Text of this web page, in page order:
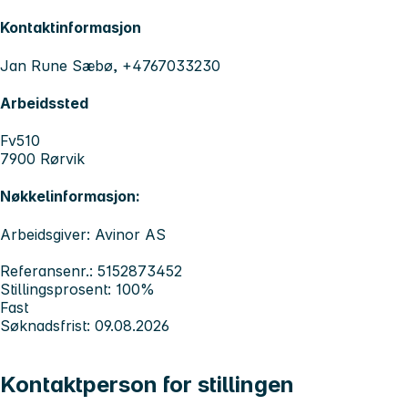
Kontaktinformasjon
Jan Rune Sæbø, +4767033230
Arbeidssted
Fv510
7900 Rørvik
Nøkkelinformasjon:
Arbeidsgiver: Avinor AS
Referansenr.: 5152873452
Stillingsprosent: 100%
Fast
Søknadsfrist: 09.08.2026
Kontaktperson for stillingen